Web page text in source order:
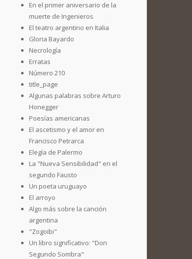
En el primer aniversario de la
muerte de Ingenieros
El teatro argentino en Italia
Gloria Bayardo
Necrología
Erratas
Número 210
title_page
Algunas palabras sobre Arturo
Honegger
Poesías americanas
El ascetismo y el amor en
Francisco Petrarca
Elegía de Palermo
La "Nueva Sensibilidad" en el
segundo Fausto
Un poeta uruguayo
El arroyo
Algo más sobre la canción
argentina
"Zogoibi"
Un libro significativo: "Don
Segundo Sombra"